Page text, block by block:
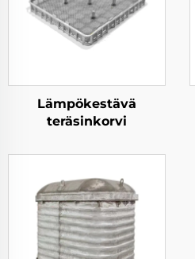
Lämpökestävä
teräsinkorvi